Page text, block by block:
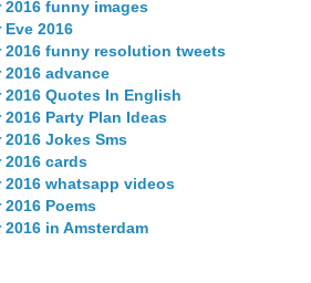
2016 funny images
Eve 2016
2016 funny resolution tweets
2016 advance
2016 Quotes In English
2016 Party Plan Ideas
2016 Jokes Sms
2016 cards
2016 whatsapp videos
2016 Poems
2016 in Amsterdam